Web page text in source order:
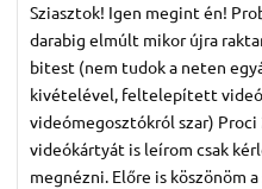
Sziasztok! Igen megint én!
darabig elmúlt mikor újra
bitest (nem tudok a neten
kivételével, feltelepített videó
videómegosztókról szar) Proci
videókártyát is leírom csak
megnézni. Előre is köszönöm